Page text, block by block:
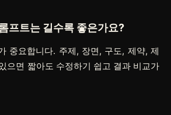
프트는 길수록 좋은가요?
중요합니다. 주제, 장면, 구도, 제약, 제
으면 짧아도 수정하기 쉽고 결과 비교가